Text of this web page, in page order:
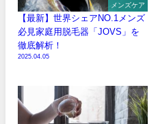
メンズケア
【最新】世界シェアNO.1メンズ
必見家庭用脱毛器「JOVS」を
徹底解析！
2025.04.05